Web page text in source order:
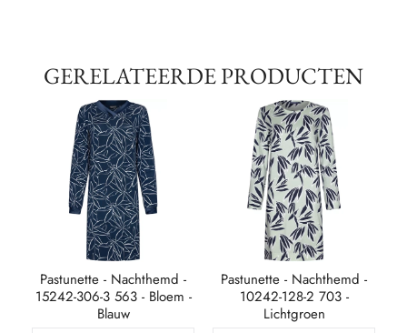
GERELATEERDE PRODUCTEN
Pastunette - Nachthemd -
15242-306-3 563 - Bloem -
Blauw
Pastunette - Nachthemd -
10242-128-2 703 -
Lichtgroen